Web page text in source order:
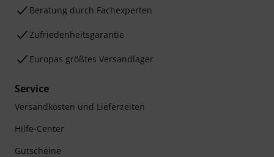
Beratung durch Fachexperten
Zufriedenheitsgarantie
Europas größtes Versandlager
Service
Versandkosten und Lieferzeiten
Hilfe-Center
Gutscheine